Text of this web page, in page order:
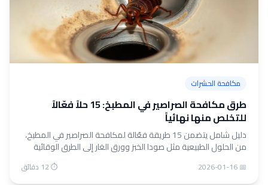
مكافحة الحشرات
طرق مكافحة الصراصير في المطبخ: 15 حلاً فعّالاً
للتخلص منها نهائياً
دليل شامل يتضمن 15 طريقة فعّالة لمكافحة الصراصير في المطبخ،
من الحلول الطبيعية مثل صودا الخبز وورق الغار إلى الطرق الوقائية
والمعالجة الاحترافية. نصائح عملية من خبراء الشهاب كنترول.
📅 2026-01-16 ⏱ 12 دقائق